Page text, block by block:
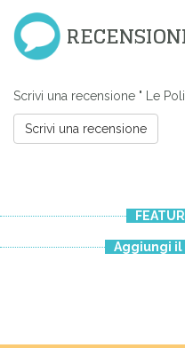
Scrivi una recensione " Le
Scrivi una recensione
Aggiungi il